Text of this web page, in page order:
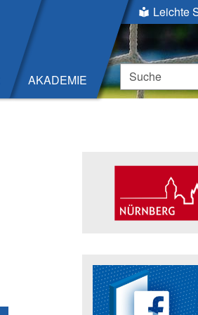
AKADEMIE
Leichte
Suche